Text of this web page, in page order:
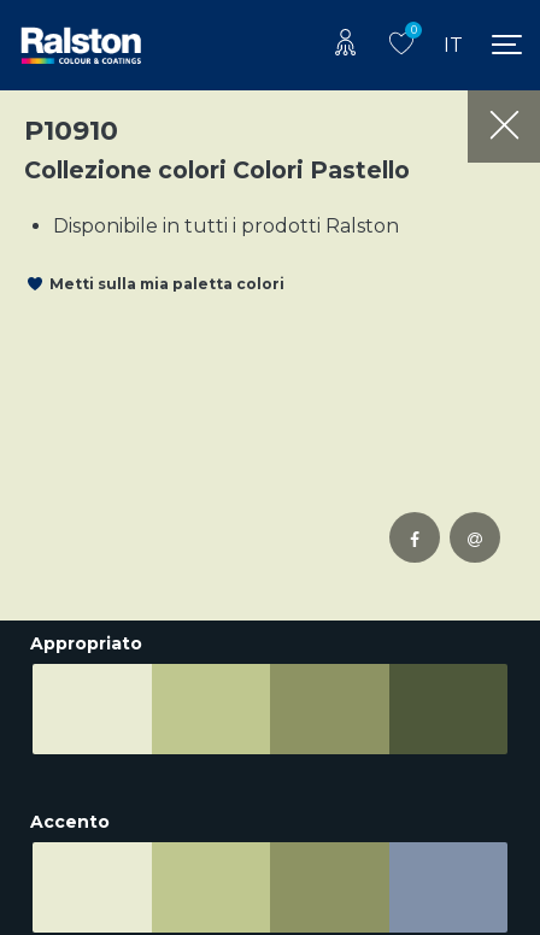
0
IT
P10910
Collezione colori Colori Pastello
Disponibile in tutti i prodotti Ralston
Metti sulla mia paletta colori
Appropriato
Accento